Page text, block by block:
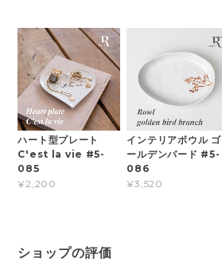
ハート型プレート
C'est la vie #5-
085
¥2,200
インテリアボウル ゴ
ールデンバード #5-
086
¥3,520
ショップの評価